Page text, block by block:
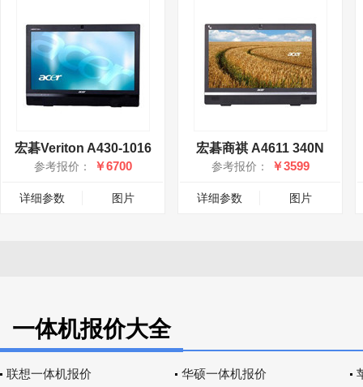
宏碁Veriton A430-1016
参考报价： ￥6700
详细参数 图片
宏碁商祺 A4611 340N
参考报价： ￥3599
详细参数 图片
一体机报价大全
联想一体机报价 华硕一体机报价